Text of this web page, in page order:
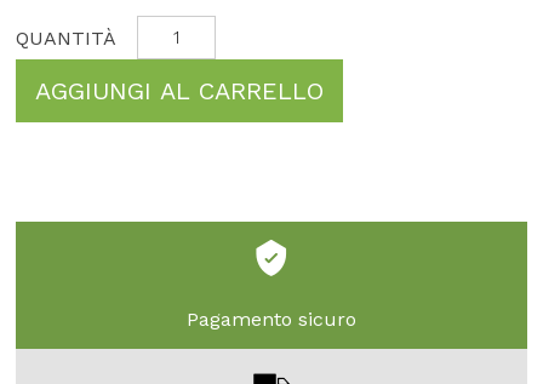
AGGIUNGI AL CARRELLO
Pagamento sicuro